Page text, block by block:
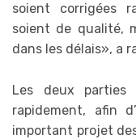
soient corrigées
soient de qualité,
dans les délais», a
Les deux
rapidement, afin
important projet